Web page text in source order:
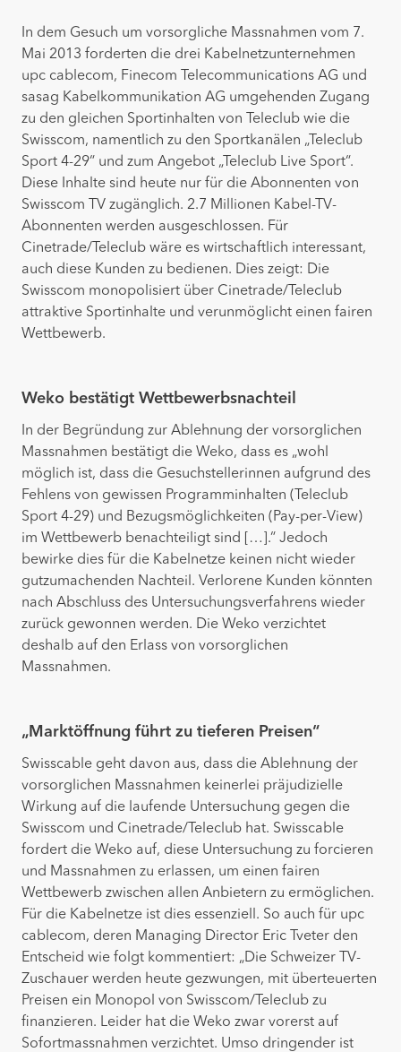
In dem Gesuch um vorsorgliche Massnahmen vom 7.
Mai 2013 forderten die drei Kabelnetzunternehmen
upc cablecom, Finecom Telecommunications AG und
sasag Kabelkommunikation AG umgehenden Zugang
zu den gleichen Sportinhalten von Teleclub wie die
Swisscom, namentlich zu den Sportkanälen „Teleclub
Sport 4-29“ und zum Angebot „Teleclub Live Sport“.
Diese Inhalte sind heute nur für die Abonnenten von
Swisscom TV zugänglich. 2.7 Millionen Kabel-TV-
Abonnenten werden ausgeschlossen. Für
Cinetrade/Teleclub wäre es wirtschaftlich interessant,
auch diese Kunden zu bedienen. Dies zeigt: Die
Swisscom monopolisiert über Cinetrade/Teleclub
attraktive Sportinhalte und verunmöglicht einen fairen
Wettbewerb.
Weko bestätigt Wettbewerbsnachteil
In der Begründung zur Ablehnung der vorsorglichen
Massnahmen bestätigt die Weko, dass es „wohl
möglich ist, dass die Gesuchstellerinnen aufgrund des
Fehlens von gewissen Programminhalten (Teleclub
Sport 4-29) und Bezugsmöglichkeiten (Pay-per-View)
im Wettbewerb benachteiligt sind […].“ Jedoch
bewirke dies für die Kabelnetze keinen nicht wieder
gutzumachenden Nachteil. Verlorene Kunden könnten
nach Abschluss des Untersuchungsverfahrens wieder
zurück gewonnen werden. Die Weko verzichtet
deshalb auf den Erlass von vorsorglichen
Massnahmen.
„Marktöffnung führt zu tieferen Preisen“
Swisscable geht davon aus, dass die Ablehnung der
vorsorglichen Massnahmen keinerlei präjudizielle
Wirkung auf die laufende Untersuchung gegen die
Swisscom und Cinetrade/Teleclub hat. Swisscable
fordert die Weko auf, diese Untersuchung zu forcieren
und Massnahmen zu erlassen, um einen fairen
Wettbewerb zwischen allen Anbietern zu ermöglichen.
Für die Kabelnetze ist dies essenziell. So auch für upc
cablecom, deren Managing Director Eric Tveter den
Entscheid wie folgt kommentiert: „Die Schweizer TV-
Zuschauer werden heute gezwungen, mit überteuerten
Preisen ein Monopol von Swisscom/Teleclub zu
finanzieren. Leider hat die Weko zwar vorerst auf
Sofortmassnahmen verzichtet. Umso dringender ist